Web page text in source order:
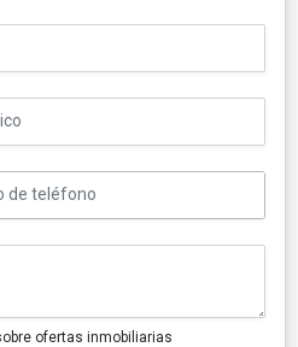
ofertas inmobiliarias